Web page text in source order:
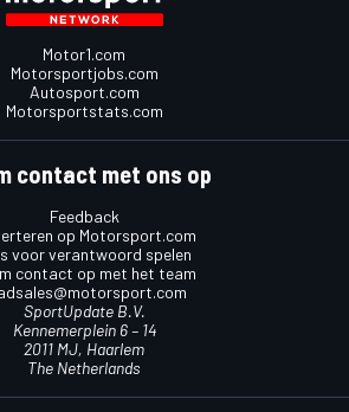
Motor1.com
Motorsportjobs.com
Autosport.com
Motorsportstats.com
contact met ons op
Feedback
op Motorsport.com
voor verantwoord spelen
contact op met het team
SportUpdate B.V.
Kennemerplein 6 – 14
2011 MJ, Haarlem
The Netherlands